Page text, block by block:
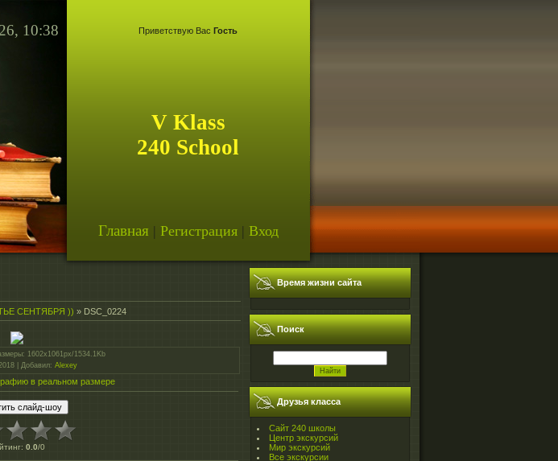
10:38 Приветствую Вас Гость
V Klass
240 School
Главная | Регистрация| Вход
СЕНТЯБРЯ )) » DSC_0224
: 1602x1061px/1534.1Kb
| Добавил: Alexey
в реальном размере
: 0.0/0
Время жизни сайта
Поиск
Друзья класса
Сайт 240 школы
Центр экскурсий
Мир экскурсий
Все экскурсии